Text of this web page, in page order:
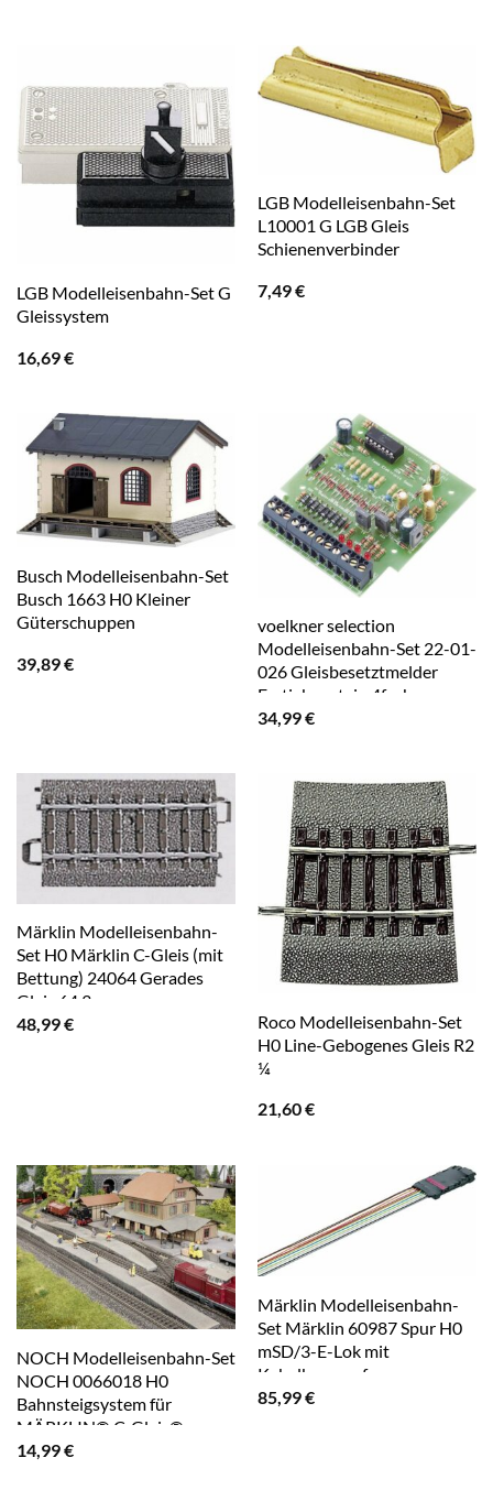
LGB Modelleisenbahn-Set G
Gleissystem
16,69€
LGB Modelleisenbahn-Set
L10001 G LGB Gleis
Schienenverbinder
7,49€
Busch Modelleisenbahn-Set
Busch 1663 H0 Kleiner
Güterschuppen
39,89€
voelkner selection
Modelleisenbahn-Set 22-01-
026 Gleisbesetztmelder
Fertigbaustein 4fach
34,99€
Märklin Modelleisenbahn-
Set H0 Märklin C-Gleis (mit
Bettung) 24064 Gerades
Gleis 64.3 mm
48,99€
Roco Modelleisenbahn-Set
H0 Line-Gebogenes Gleis R2
¼
21,60€
NOCH Modelleisenbahn-Set
NOCH 0066018 H0
Bahnsteigsystem für
MÄRKLIN® C-Gleis®
14,99€
Märklin Modelleisenbahn-
Set Märklin 60987 Spur H0
mSD/3-E-Lok mit
Kabelbaum mf
85,99€